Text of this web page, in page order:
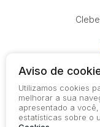
© 2026-
Aviso de
Utilizamos cookies
melhorar a sua
apresentado a
estatísticas sobre o